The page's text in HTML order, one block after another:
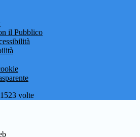
il Pubblico
1523 volte